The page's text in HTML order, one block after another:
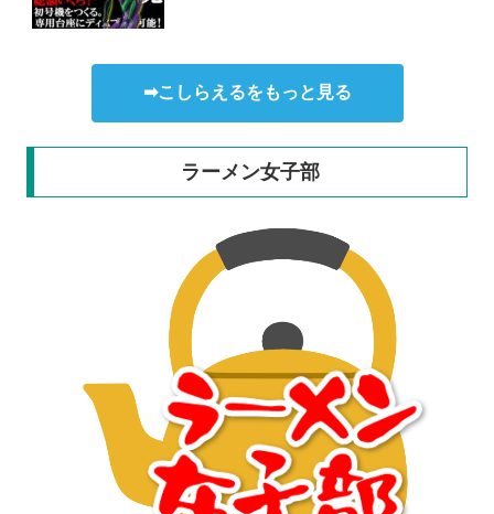
➡こしらえるをもっと見る
ラーメン女子部